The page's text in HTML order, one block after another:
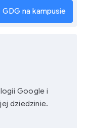
na kampusie
Google i
dziedzinie.